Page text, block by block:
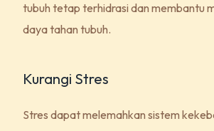
tubuh tetap terhidrasi dan membantu
daya tahan tubuh.
Kurangi Stres
Stres dapat melemahkan sistem